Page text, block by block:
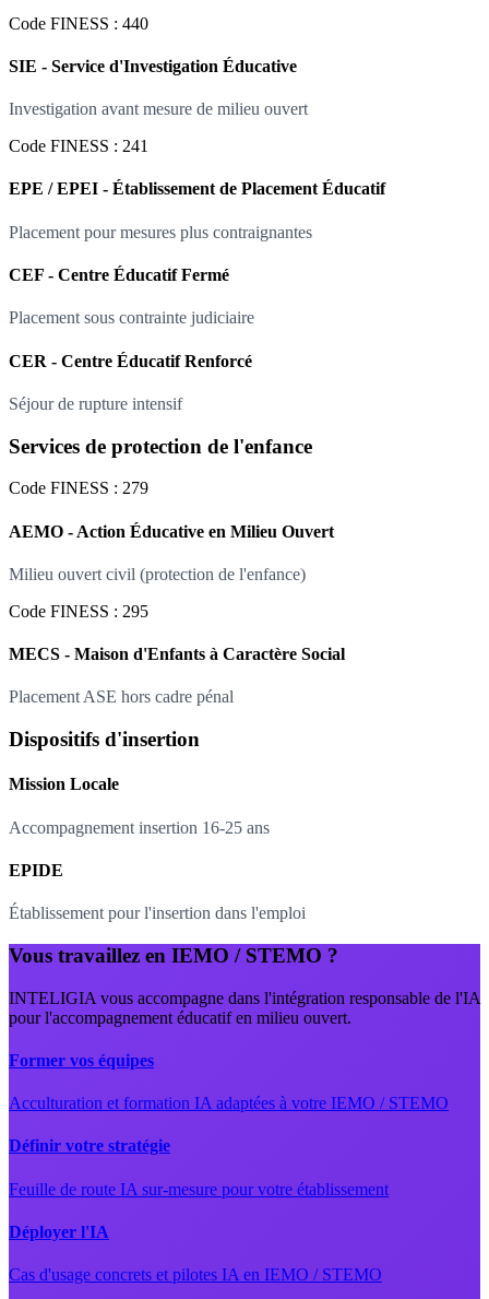
Code FINESS : 440
SIE - Service d'Investigation Éducative
Investigation avant mesure de milieu ouvert
Code FINESS : 241
EPE / EPEI - Établissement de Placement Éducatif
Placement pour mesures plus contraignantes
CEF - Centre Éducatif Fermé
Placement sous contrainte judiciaire
CER - Centre Éducatif Renforcé
Séjour de rupture intensif
Services de protection de l'enfance
Code FINESS : 279
AEMO - Action Éducative en Milieu Ouvert
Milieu ouvert civil (protection de l'enfance)
Code FINESS : 295
MECS - Maison d'Enfants à Caractère Social
Placement ASE hors cadre pénal
Dispositifs d'insertion
Mission Locale
Accompagnement insertion 16-25 ans
EPIDE
Établissement pour l'insertion dans l'emploi
Vous travaillez en IEMO / STEMO ?
INTELIGIA vous accompagne dans l'intégration responsable de l'IA
pour l'accompagnement éducatif en milieu ouvert.
Former vos équipes
Acculturation et formation IA adaptées à votre IEMO / STEMO
Définir votre stratégie
Feuille de route IA sur-mesure pour votre établissement
Déployer l'IA
Cas d'usage concrets et pilotes IA en IEMO / STEMO